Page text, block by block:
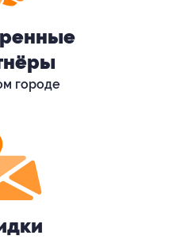
городе